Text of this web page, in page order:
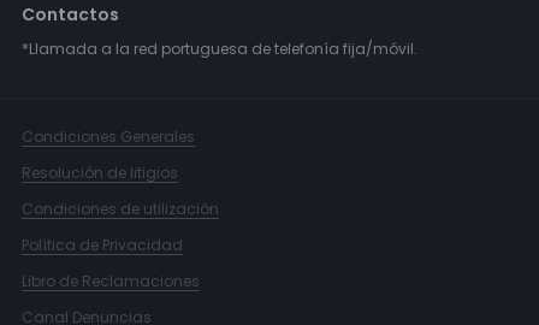
Contactos
*Llamada a la red portuguesa de telefonía fija/móvil.
Condiciones Generales
Resolución de litigios
Condiciones de utilización
Política de Privacidad
Libro de Reclamaciones
Canal Denuncias